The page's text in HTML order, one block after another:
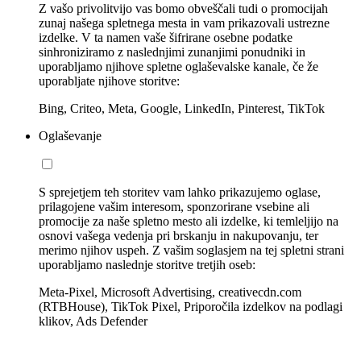
Z vašo privolitvijo vas bomo obveščali tudi o promocijah
zunaj našega spletnega mesta in vam prikazovali ustrezne
izdelke. V ta namen vaše šifrirane osebne podatke
sinhroniziramo z naslednjimi zunanjimi ponudniki in
uporabljamo njihove spletne oglaševalske kanale, če že
uporabljate njihove storitve:
Bing, Criteo, Meta, Google, LinkedIn, Pinterest, TikTok
Oglaševanje
S sprejetjem teh storitev vam lahko prikazujemo oglase,
prilagojene vašim interesom, sponzorirane vsebine ali
promocije za naše spletno mesto ali izdelke, ki temleljijo na
osnovi vašega vedenja pri brskanju in nakupovanju, ter
merimo njihov uspeh. Z vašim soglasjem na tej spletni strani
uporabljamo naslednje storitve tretjih oseb:
Meta-Pixel, Microsoft Advertising, creativecdn.com
(RTBHouse), TikTok Pixel, Priporočila izdelkov na podlagi
klikov, Ads Defender